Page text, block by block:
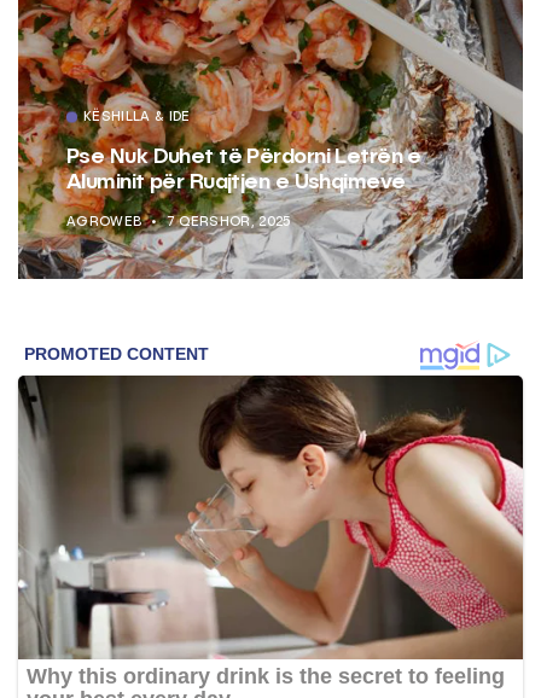
KËSHILLA & IDE
Pse Nuk Duhet të Përdorni Letrën e
Aluminit për Ruajtjen e Ushqimeve
AGROWEB 7 QERSHOR, 2025